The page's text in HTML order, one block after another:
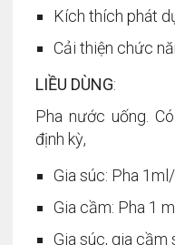
Kích thích phát
Cải thiện chức
LIỀU DÙNG:
Pha nước uống.
định kỳ,
Gia súc: Pha
Gia cầm: Pha 1
Gia súc, gia cầm